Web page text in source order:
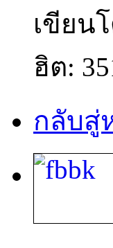
เขียน
ฮิต:
กลับสู่